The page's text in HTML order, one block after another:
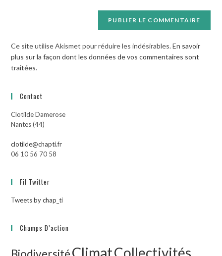
Ce site utilise Akismet pour réduire les indésirables.En savoir
plus sur la façon dont les données de vos commentaires sont
traitées.
Contact
Clotilde Damerose
Nantes (44)
clotilde@chapti.fr
06 10 56 70 58
Fil Twitter
Tweets by chap_ti
Champs D’action
ClimatCollectivités